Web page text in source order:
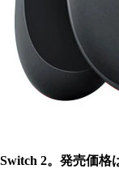
Switch 2。発売価格